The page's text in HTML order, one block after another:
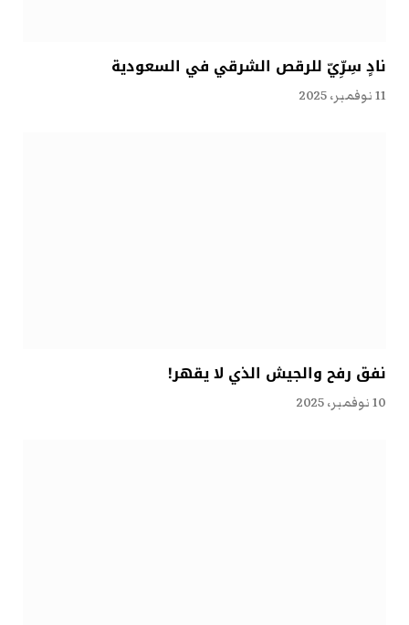
نادٍ سِرِّيّ للرقص الشرقي في السعودية
11 نوفمبر، 2025
نفق رفح والجيش الذي لا يقهر!
10 نوفمبر، 2025